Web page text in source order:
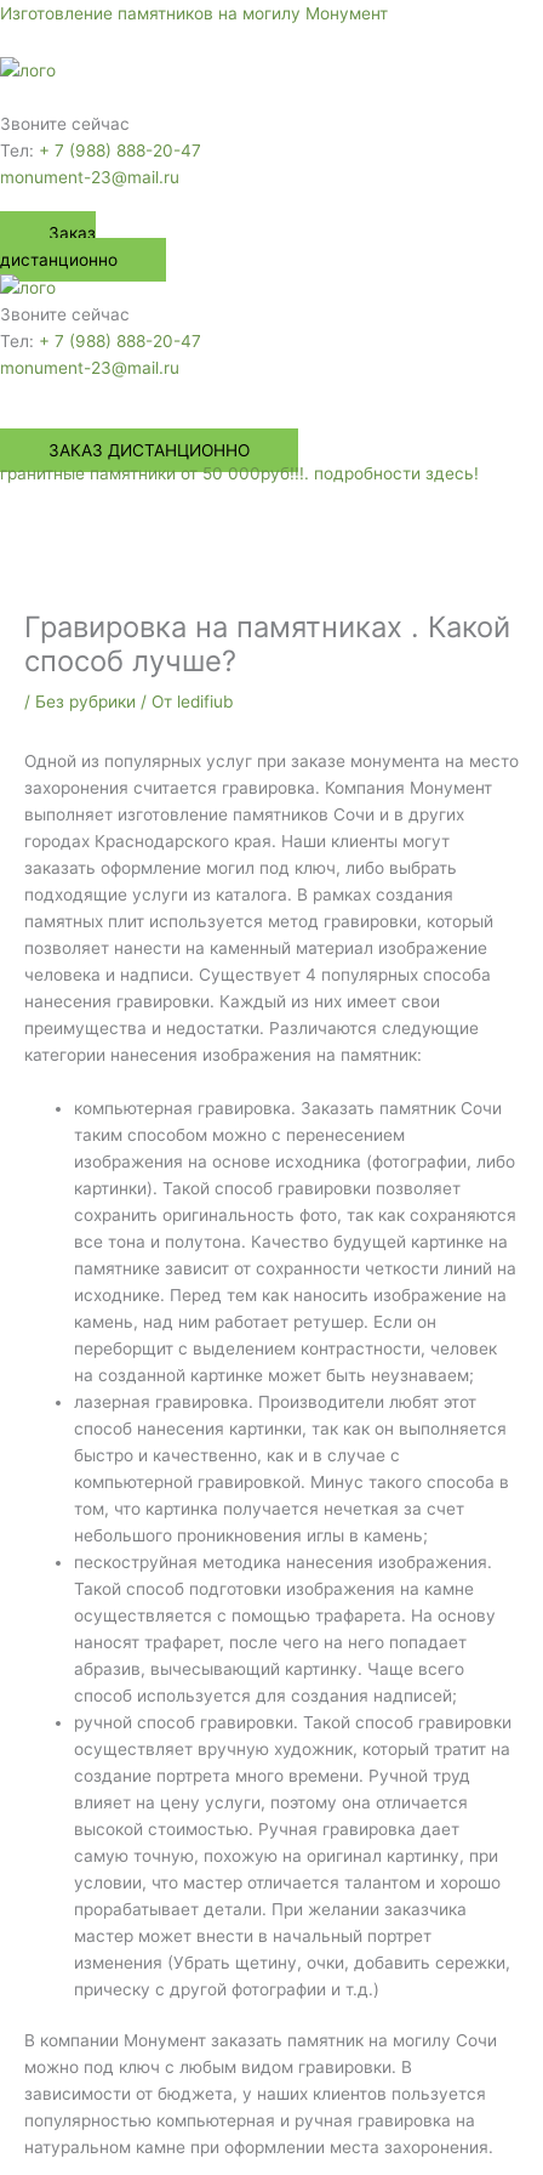
Перейти
содержимому
Изготовление памятников на могилу Монумент
Звоните сейчас
Тел: + 7 (988) 888-20-47
monument-23@mail.ru
Заказ
дистанционно
Звоните сейчас
Тел: + 7 (988) 888-20-47
monument-23@mail.ru
Меню
ЗАКАЗ ДИСТАНЦИОННО
гранитные памятники от 50 000руб!!!. подробности здесь!
Гравировка на памятниках . Какой
способ лучше?
/ Без рубрики / От ledifiub
Одной из популярных услуг при заказе монумента на место
захоронения считается гравировка. Компания Монумент
выполняет изготовление памятников Сочи и в других
городах Краснодарского края. Наши клиенты могут
заказать оформление могил под ключ, либо выбрать
подходящие услуги из каталога. В рамках создания
памятных плит используется метод гравировки, который
позволяет нанести на каменный материал изображение
человека и надписи. Существует 4 популярных способа
нанесения гравировки. Каждый из них имеет свои
преимущества и недостатки. Различаются следующие
категории нанесения изображения на памятник:
компьютерная гравировка. Заказать памятник Сочи
таким способом можно с перенесением
изображения на основе исходника (фотографии, либо
картинки). Такой способ гравировки позволяет
сохранить оригинальность фото, так как сохраняются
все тона и полутона. Качество будущей картинке на
памятнике зависит от сохранности четкости линий на
исходнике. Перед тем как наносить изображение на
камень, над ним работает ретушер. Если он
переборщит с выделением контрастности, человек
на созданной картинке может быть неузнаваем;
лазерная гравировка. Производители любят этот
способ нанесения картинки, так как он выполняется
быстро и качественно, как и в случае с
компьютерной гравировкой. Минус такого способа в
том, что картинка получается нечеткая за счет
небольшого проникновения иглы в камень;
пескоструйная методика нанесения изображения.
Такой способ подготовки изображения на камне
осуществляется с помощью трафарета. На основу
наносят трафарет, после чего на него попадает
абразив, вычесывающий картинку. Чаще всего
способ используется для создания надписей;
ручной способ гравировки. Такой способ гравировки
осуществляет вручную художник, который тратит на
создание портрета много времени. Ручной труд
влияет на цену услуги, поэтому она отличается
высокой стоимостью. Ручная гравировка дает
самую точную, похожую на оригинал картинку, при
условии, что мастер отличается талантом и хорошо
прорабатывает детали. При желании заказчика
мастер может внести в начальный портрет
изменения (Убрать щетину, очки, добавить сережки,
прическу с другой фотографии и т.д.)
В компании Монумент заказать памятник на могилу Сочи
можно под ключ с любым видом гравировки. В
зависимости от бюджета, у наших клиентов пользуется
популярностью компьютерная и ручная гравировка на
натуральном камне при оформлении места захоронения.